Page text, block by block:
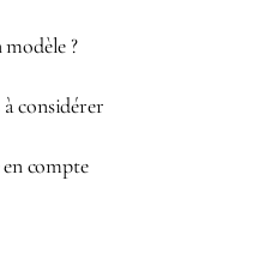
?
à considérer
compte